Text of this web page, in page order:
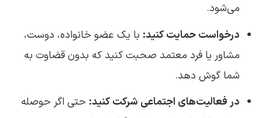
می‌شود.
درخواست حمایت کنید: با یک عضو خانواده، دوست،
مشاور یا فرد معتمد صحبت کنید که بدون قضاوت به
شما گوش دهد.
در فعالیت‌های اجتماعی شرکت کنید: حتی اگر حوصله